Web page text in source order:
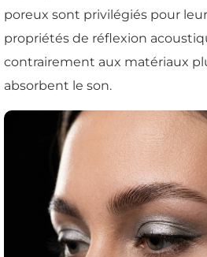
poreux sont privilégiés pour
propriétés de réflexion
contrairement aux matériaux
absorbent le son.